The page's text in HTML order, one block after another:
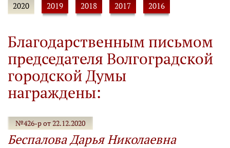
2020 2019 2018 2017 2016
Благодарственным письмом
председателя Волгоградской
городской Думы
награждены:
№426-р от 22.12.2020
Беспалова Дарья Николаевна